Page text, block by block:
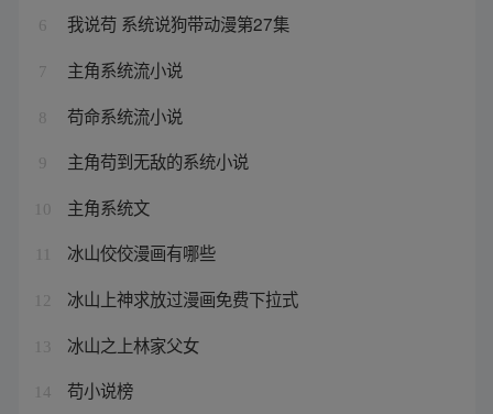
6 我说苟 系统说狗带动漫第27集
7 主角系统流小说
8 苟命系统流小说
9 主角苟到无敌的系统小说
10 主角系统文
冰山佼佼漫画有哪些
12 冰山上神求放过漫画免费下拉式
13 冰山之上林家父女
14 苟小说榜